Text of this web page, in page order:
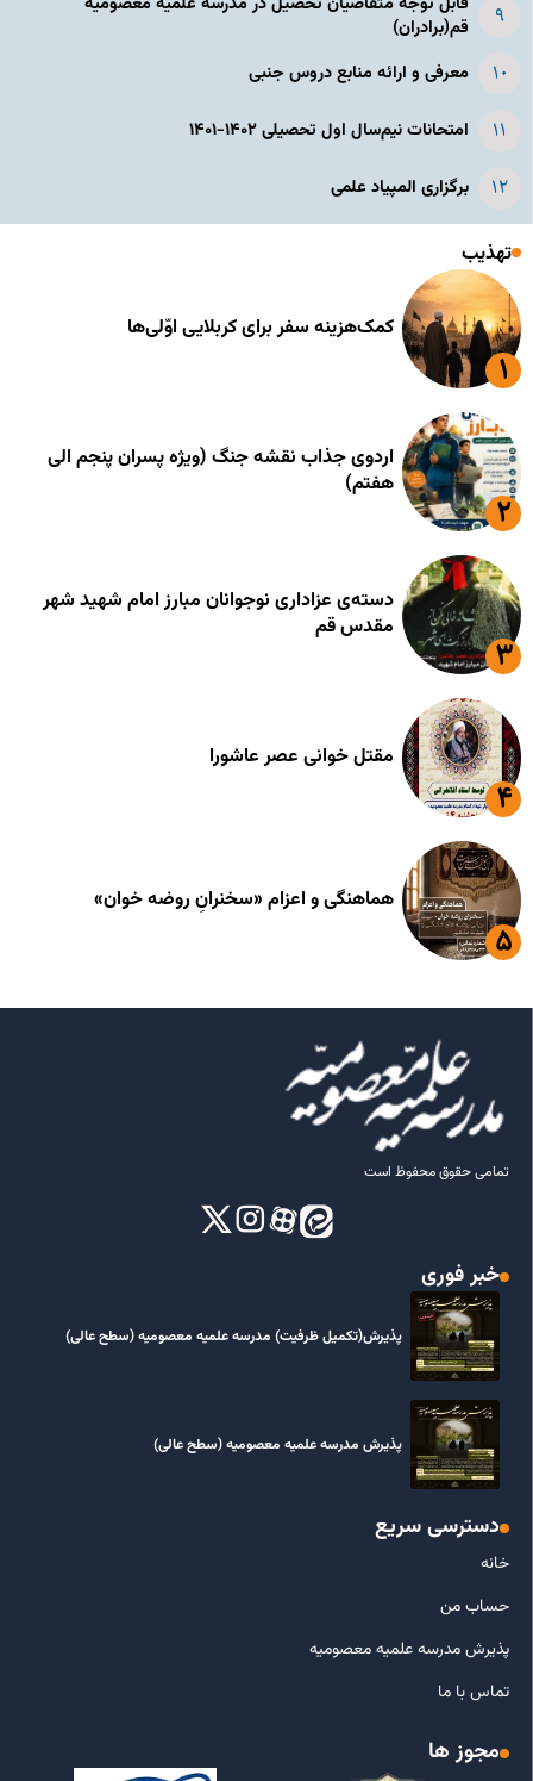
قم(برادران)
معرفی و ارائه منابع دروس جنبی
امتحانات نیم‌سال اول تحصیلی ۱۴۰۲-۱۴۰۱
برگزاری المپیاد علمی
تهذیب
کمک‌هزینه سفر برای کربلایی اوّلی‌ها
اردوی جذاب نقشه جنگ (ویژه پسران پنجم الی
هفتم)
دسته‌ی عزاداری نوجوانان مبارز امام شهید شهر
مقدس قم
مقتل خوانی عصر عاشورا
هماهنگی و اعزام «سخنرانِ روضه خوان»
تمامی حقوق محفوظ است
خبر فوری
پذیرش(تکمیل ظرفیت) مدرسه علمیه معصومیه‌ (سطح عالی)
پذیرش مدرسه علمیه معصومیه‌ (سطح عالی)
دسترسی سریع
خانه
حساب من
پذیرش مدرسه علمیه معصومیه
تماس با ما
مجوز ها